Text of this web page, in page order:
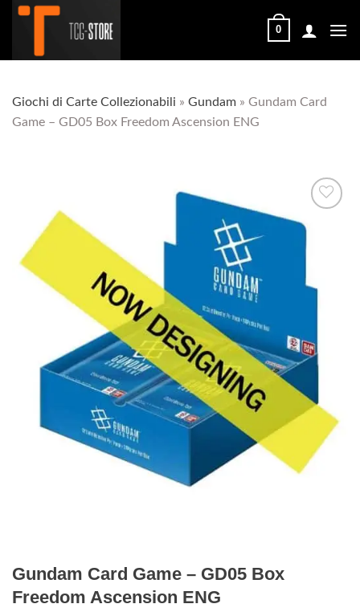
Salta
0
Giochi di Carte Collezionabili » Gundam » Gundam Card
Game – GD05 Box Freedom Ascension ENG
dei
Gundam Card Game – GD05 Box
Freedom Ascension ENG